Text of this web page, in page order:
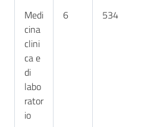
Medi
cina
clini
ca e
di
labo
rator
io
6 534